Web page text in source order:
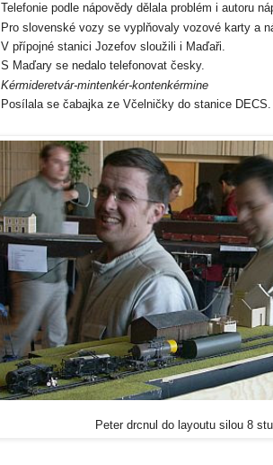
Telefonie podle nápovědy dělala problém i autoru
Pro slovenské vozy se vyplňovaly vozové karty a
V přípojné stanici Jozefov sloužili i Maďaři.
S Maďary se nedalo telefonovat česky.
Kérmideretvár-mintenkér-kontenkérmine
Posílala se čabajka ze Včelničky do stanice DECS.
Peter drcnul do layoutu silou 8